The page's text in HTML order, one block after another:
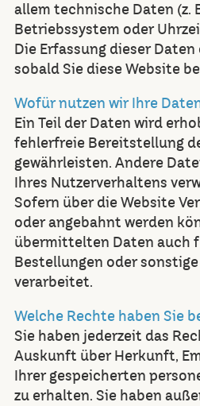
allem technische Daten (z.
Betriebssystem oder
Die Erfassung dieser
sobald Sie diese Website
Wofür nutzen wir Ihre
Ein Teil der Daten wird
fehlerfreie Bereitstellung
gewährleisten. Andere
Ihres Nutzerverhaltens
Sofern über die Website
oder angebahnt werden
übermittelten Daten auch
Bestellungen oder
verarbeitet.
Welche Rechte haben Sie
Sie haben jederzeit das
Auskunft über Herkunft,
Ihrer gespeicherten
zu erhalten. Sie haben